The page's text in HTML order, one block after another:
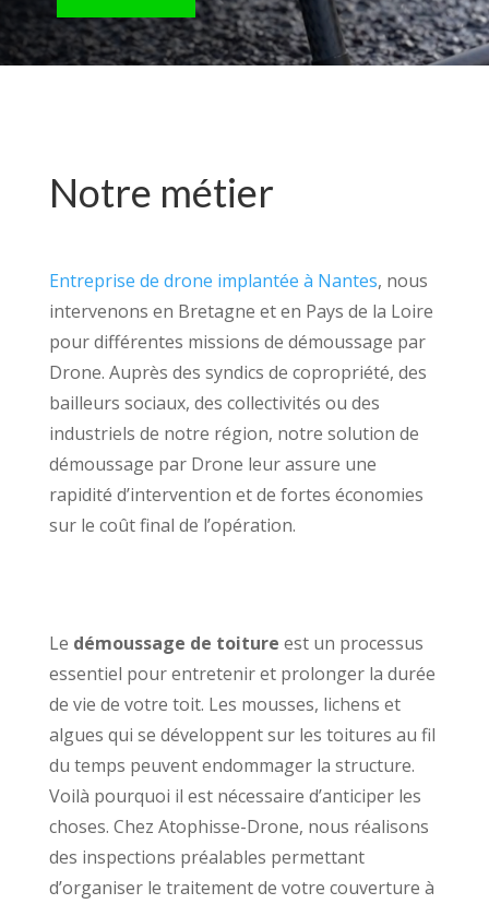
Notre métier
Entreprise de drone implantée à Nantes, nous
intervenons en Bretagne et en Pays de la Loire
pour différentes missions de démoussage par
Drone. Auprès des syndics de copropriété, des
bailleurs sociaux, des collectivités ou des
industriels de notre région, notre solution de
démoussage par Drone leur assure une
rapidité d’intervention et de fortes économies
sur le coût final de l’opération.
Le démoussage de toiture est un processus
essentiel pour entretenir et prolonger la durée
de vie de votre toit. Les mousses, lichens et
algues qui se développent sur les toitures au fil
du temps peuvent endommager la structure.
Voilà pourquoi il est nécessaire d’anticiper les
choses. Chez Atophisse-Drone, nous réalisons
des inspections préalables permettant
d’organiser le traitement de votre couverture à